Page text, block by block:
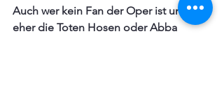
Auch wer kein Fan der Oper ist und
eher die Toten Hosen oder Abba